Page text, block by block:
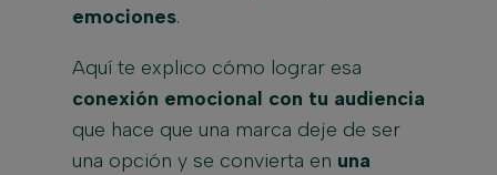
emociones.
Aquí te explico cómo lograr esa
conexión emocional con tu audiencia
que hace que una marca deje de ser
una opción y se convierta en una